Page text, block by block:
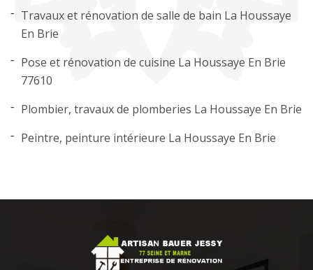
Travaux et rénovation de salle de bain La Houssaye
En Brie
Pose et rénovation de cuisine La Houssaye En Brie
77610
Plombier, travaux de plomberies La Houssaye En Brie
Peintre, peinture intérieure La Houssaye En Brie